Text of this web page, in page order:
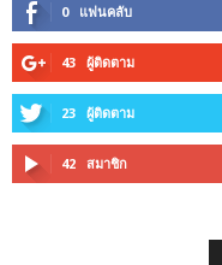
0 แฟนคลับ
43 ผู้ติดตาม
23 ผู้ติดตาม
42 สมาชิก